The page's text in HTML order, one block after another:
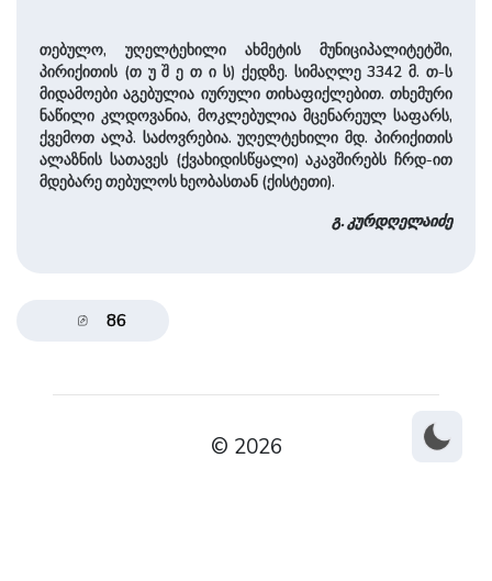
თებულო, უღელტეხილი ახმეტის მუნიციპალიტეტში,
პირიქითის (თ უ შ ე თ ი ს) ქედზე. სიმაღლე 3342 მ. თ-ს
მიდამოები აგებულია იურული თიხაფიქლებით. თხემური
ნაწილი კლდოვანია, მოკლებულია მცენარეულ საფარს,
ქვემოთ ალპ. საძოვრებია. უღელტეხილი მდ. პირიქითის
ალაზნის სათავეს (ქვახიდისწყალი) აკავშირებს ჩრდ-ით
მდებარე თებულოს ხეობასთან (ქისტეთი).
გ. კურდღელაიძე
86
© 2026